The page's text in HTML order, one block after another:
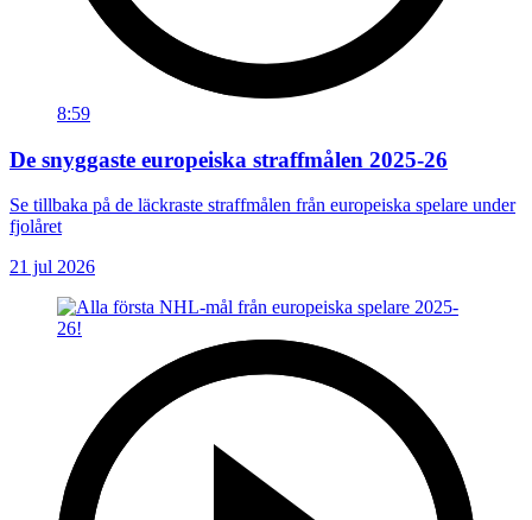
8:59
De snyggaste europeiska straffmålen 2025-26
Se tillbaka på de läckraste straffmålen från europeiska spelare under
fjolåret
21 jul 2026